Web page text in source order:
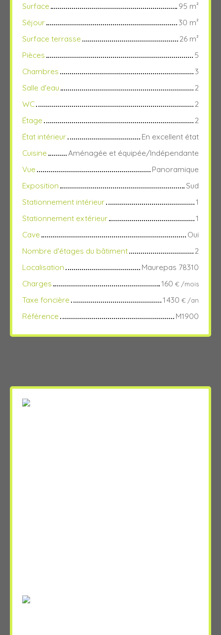
Surface
95 m²
Séjour
30 m²
Surface terrasse
26 m²
Pièces
5
Chambres
3
Salle d'eau
2
WC
2
Étage
2
État intérieur
En excellent état
Cuisine
Aménagée et équipée/Indépendante
Vue
Panoramique
Exposition
Sud
Stationnement intérieur
1
Stationnement extérieur
1
Cave
Oui
Nombre d'étages du bâtiment
2
Localisation
Maurepas 78310
Charges
160 € /mois
Taxe foncière 1 430 € /an
Référence M1900